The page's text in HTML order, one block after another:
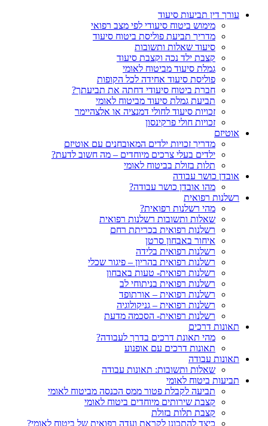
עורך דין תביעות סיעוד
מימוש ביטוח סיעודי לפי מצב רפואי
מדריך תביעת פוליסת ביטוח סיעוד
סיעוד שאלות ותשובות
קצבת ילד נכה וקצבת סיעוד
גמלת סיעוד מביטוח לאומי
פוליסת סיעוד אחידה לכל הקופות
חברת ביטוח סיעודי דחתה את תביעתך?
תביעת גמלת סיעוד מביטוח לאומי
זכויות סיעוד לחולי דמנציה או אלצהיימר
זכויות חולי פרקינסון
אוטיזם
מדריך זכויות ילדים המאובחנים עם אוטיזם
ילדים בעלי צרכים מיוחדים – מה חשוב לדעת?
תלות בזולת בביטוח לאומי
אובדן כושר עבודה
מהו אובדן כושר עבודה?
רשלנות רפואית
מהי רשלנות רפואית?
שאלות ותשובות רשלנות רפואית
רשלנות רפואית בכריתת רחם
איחור באבחון סרטן
רשלנות רפואית בלידה
רשלנות רפואית בהריון – פיגור שכלי
רשלנות רפואית- טעות באבחון
רשלנות רפואית בניתוחי לב
רשלנות רפואית – אורתופד
רשלנות רפואית – גניקולוגיה
רשלנות רפואית- הסכמה מדעת
תאונות דרכים
מהי תאונת דרכים בדרך לעבודה?
תאונות דרכים עם אופנוע
תאונות עבודה
שאלות ותשובות: תאונות עבודה
תביעות ביטוח לאומי
תביעה לקבלת פטור ממס הכנסה מביטוח לאומי
קצבת שירותים מיוחדים ביטוח לאומי
קצבת תלות בזולת
כיצד להתכונן לקראת ועדה רפואית של ביטוח לאומי?